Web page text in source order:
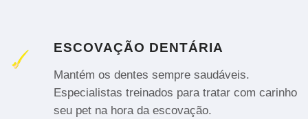
ESCOVAÇÃO DENTÁRIA
Mantém os dentes sempre saudáveis.
Especialistas treinados para tratar com carinho
seu pet na hora da escovação.